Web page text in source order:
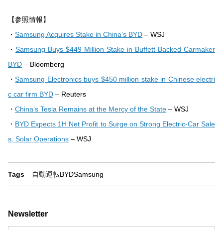
【参照情報】
・ Samsung Acquires Stake in China’s BYD – WSJ
・ Samsung Buys $449 Million Stake in Buffett-Backed Carmaker
BYD – Bloomberg
・Samsung Electronics buys $450 million stake in Chinese electri
c car firm BYD – Reuters
・ China’s Tesla Remains at the Mercy of the State – WSJ
・ BYD Expects 1H Net Profit to Surge on Strong Electric-Car Sale
s, Solar Operations – WSJ
Tags 自動運転BYDSamsung
Newsletter